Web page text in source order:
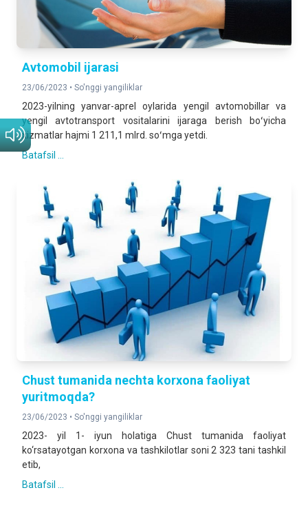
Avtomobil ijarasi
23/06/2023 • So'nggi yangiliklar
2023-yilning yanvar-aprel oylarida yengil avtomobillar va
yengil avtotransport vositalarini ijaraga berish boʻyicha
xizmatlar hajmi 1 211,1 mlrd. soʻmga yetdi.
Batafsil ...
Chust tumanida nechta korxona faoliyat
yuritmoqda?
23/06/2023 • So'nggi yangiliklar
2023- yil 1- iyun holatiga Chust tumanida faoliyat
ko‘rsatayotgan korxona va tashkilotlar soni 2 323 tani tashkil
etib,
Batafsil ...